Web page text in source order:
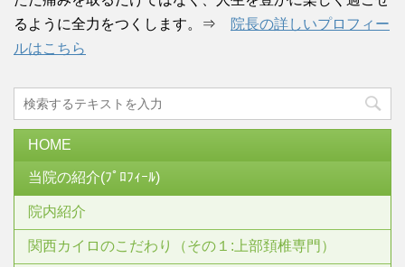
るように全力をつくします。⇒
院長の詳しいプロフィー
ルはこちら
HOME
当院の紹介(ﾌﾟﾛﾌｨｰﾙ)
院内紹介
関西カイロのこだわり（その１:上部頚椎専門）